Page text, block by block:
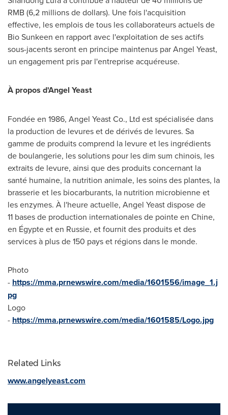
RMB (6,2 millions de dollars). Une fois l'acquisition
effective, les emplois de tous les collaborateurs actuels de
Bio Sunkeen en rapport avec l'exploitation de ses actifs
sous-jacents seront en principe maintenus par Angel Yeast,
un engagement pris par l'entreprise acquéreuse.
À propos d'Angel Yeast
Fondée en 1986, Angel Yeast Co., Ltd est spécialisée dans
la production de levures et de dérivés de levures. Sa
gamme de produits comprend la levure et les ingrédients
de boulangerie, les solutions pour les dim sum chinois, les
extraits de levure, ainsi que des produits concernant la
santé humaine, la nutrition animale, les soins des plantes, la
brasserie et les biocarburants, la nutrition microbienne et
les enzymes. À l'heure actuelle, Angel Yeastdispose de
11 bases de production internationales de pointe en Chine,
en Égypte et en Russie, et fournit des produits et des
services à plus de 150 pays et régions dans le monde.
Photo
- https://mma.prnewswire.com/media/1601556/image_1.j
pg
Logo
- https://mma.prnewswire.com/media/1601585/Logo.jpg
Related Links
www.angelyeast.com